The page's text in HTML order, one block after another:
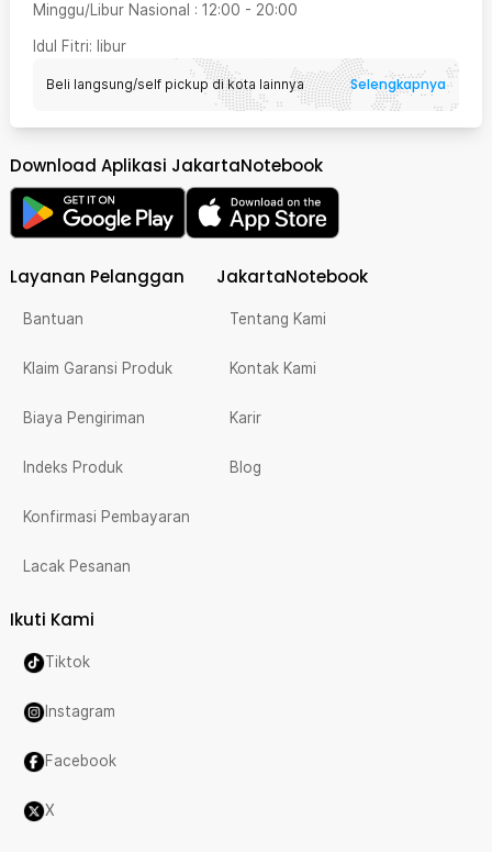
Minggu/Libur Nasional : 12:00 - 20:00
Idul Fitri: libur
Beli langsung/self pickup di kota lainnya Selengkapnya
Download Aplikasi JakartaNotebook
Layanan Pelanggan
Bantuan
Klaim Garansi Produk
Biaya Pengiriman
Indeks Produk
Konfirmasi Pembayaran
Lacak Pesanan
JakartaNotebook
Tentang Kami
Kontak Kami
Karir
Blog
Ikuti Kami
Tiktok
Instagram
Facebook
X